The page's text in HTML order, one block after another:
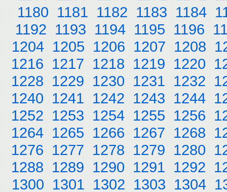
1180 1181 1182 1183 1184
1192 1193 1194 1195 1196
1204 1205 1206 1207 1208
1216 1217 1218 1219 1220
1228 1229 1230 1231 1232
1240 1241 1242 1243 1244
1252 1253 1254 1255 1256
1264 1265 1266 1267 1268
1276 1277 1278 1279 1280
1288 1289 1290 1291 1292
1300 1301 1302 1303 1304